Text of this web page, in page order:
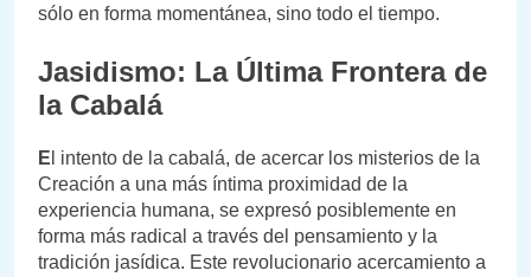
sólo en forma momentánea, sino todo el tiempo.
Jasidismo: La Última Frontera de
la Cabalá
E l intento de la cabalá, de acercar los misterios de la
Creación a una más íntima proximidad de la
experiencia humana, se expresó posiblemente en
forma más radical a través del pensamiento y la
tradición jasídica. Este revolucionario acercamiento a